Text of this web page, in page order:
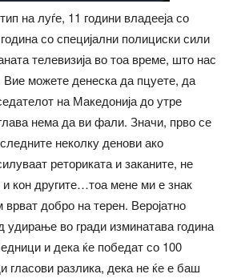
на луѓе, 11 години владееја со
со специјални полициски сили
телевизија во тоа време, што нас
Вие можете денеска да пцуете, да
на Македонија до утре
нема да ви фали. Значи, прво се
неколку денови ако
реториката и заканите, не
кон другите…тоа мене ми е знак
добро на терен. Веројатно
удирање во гради изминатава година
и дека ќе победат со 100
гласови разлика, дека не ќе е баш